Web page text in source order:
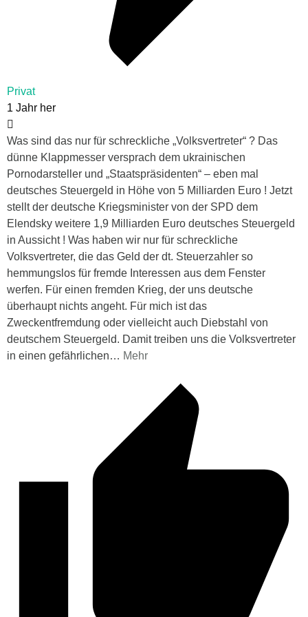
Privat
1 Jahr her
Was sind das nur für schreckliche „Volksvertreter“ ? Das
dünne Klappmesser versprach dem ukrainischen
Pornodarsteller und „Staatspräsidenten“ – eben mal
deutsches Steuergeld in Höhe von 5 Milliarden Euro ! Jetzt
stellt der deutsche Kriegsminister von der SPD dem
Elendsky weitere 1,9 Milliarden Euro deutsches Steuergeld
in Aussicht ! Was haben wir nur für schreckliche
Volksvertreter, die das Geld der dt. Steuerzahler so
hemmungslos für fremde Interessen aus dem Fenster
werfen. Für einen fremden Krieg, der uns deutsche
überhaupt nichts angeht. Für mich ist das
Zweckentfremdung oder vielleicht auch Diebstahl von
deutschem Steuergeld. Damit treiben uns die Volksvertreter
in einen gefährlichen… Mehr